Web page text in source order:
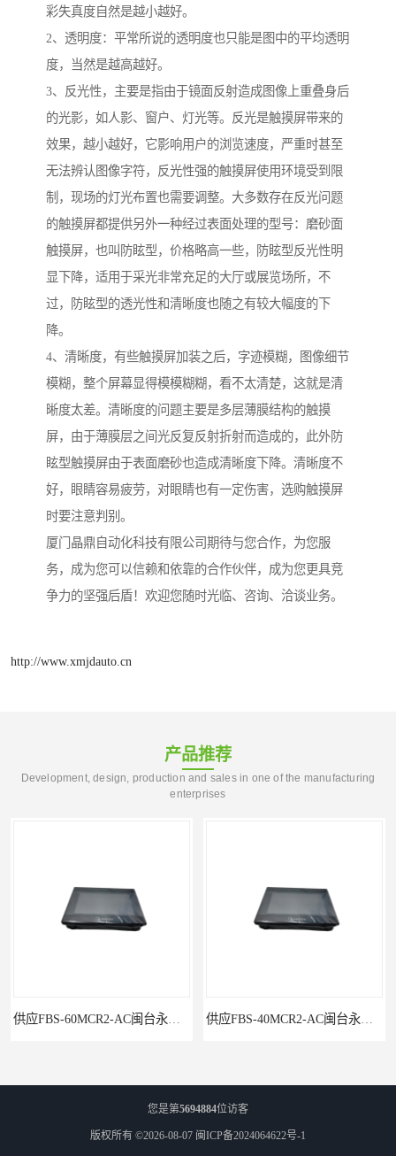
彩失真度自然是越小越好。
2、透明度：平常所说的透明度也只能是图中的平均透明
度，当然是越高越好。
3、反光性，主要是指由于镜面反射造成图像上重叠身后
的光影，如人影、窗户、灯光等。反光是触摸屏带来的
效果，越小越好，它影响用户的浏览速度，严重时甚至
无法辨认图像字符，反光性强的触摸屏使用环境受到限
制，现场的灯光布置也需要调整。大多数存在反光问题
的触摸屏都提供另外一种经过表面处理的型号：磨砂面
触摸屏，也叫防眩型，价格略高一些，防眩型反光性明
显下降，适用于采光非常充足的大厅或展览场所，不
过，防眩型的透光性和清晰度也随之有较大幅度的下
降。
4、清晰度，有些触摸屏加装之后，字迹模糊，图像细节
模糊，整个屏幕显得模模糊糊，看不太清楚，这就是清
晰度太差。清晰度的问题主要是多层薄膜结构的触摸
屏，由于薄膜层之间光反复反射折射而造成的，此外防
眩型触摸屏由于表面磨砂也造成清晰度下降。清晰度不
好，眼睛容易疲劳，对眼睛也有一定伤害，选购触摸屏
时要注意判别。
厦门晶鼎自动化科技有限公司期待与您合作，为您服
务，成为您可以信赖和依靠的合作伙伴，成为您更具竞
争力的坚强后盾！欢迎您随时光临、咨询、洽谈业务。
http://www.xmjdauto.cn
产品推荐
Development, design, production and sales in one of the manufacturing
enterprises
您是第5694884位访客
版权所有 ©2026-08-07 闽ICP备2024064622号-1